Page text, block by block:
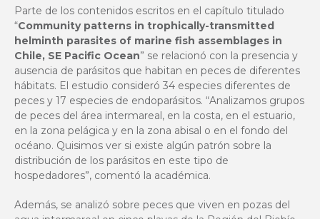
Parte de los contenidos escritos en el capítulo titulado
“Community patterns in trophically-transmitted
helminth parasites of marine fish assemblages in
Chile, SE Pacific Ocean” se relacionó con la presencia y
ausencia de parásitos que habitan en peces de diferentes
hábitats. El estudio consideró 34 especies diferentes de
peces y 17 especies de endoparásitos. “Analizamos grupos
de peces del área intermareal, en la costa, en el estuario,
en la zona pelágica y en la zona abisal o en el fondo del
océano. Quisimos ver si existe algún patrón sobre la
distribución de los parásitos en este tipo de
hospedadores”, comentó la académica.
Además, se analizó sobre peces que viven en pozas del